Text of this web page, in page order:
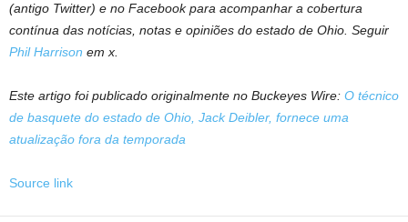
(antigo Twitter) e no Facebook para acompanhar a cobertura
contínua das notícias, notas e opiniões do estado de Ohio. Seguir
Phil Harrison em x
Este artigo foi publicado originalmente no Buckeyes Wire: O técnico
de basquete do estado de Ohio, Jack Deibler, fornece uma
atualização fora da temporada
Source link